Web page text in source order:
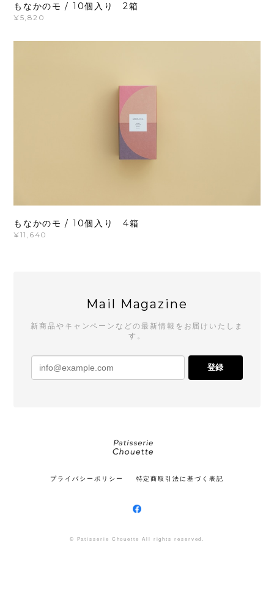
もなかのモ / 10個入り 2箱
¥5,820
もなかのモ / 10個入り 4箱
¥11,640
Mail Magazine
新商品やキャンペーンなどの最新情報をお届けいたしま
す。
登録
プライバシーポリシー 特定商取引法に基づく表記
© Patisserie Chouette All rights reserved.